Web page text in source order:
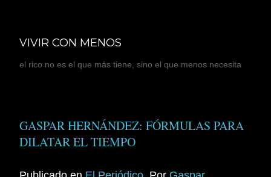
VIVIR CON MENOS
el rico no es el que más tiene, sino el que menos necesita
GASPAR HERNÁNDEZ: FÓRMULAS PARA
DILATAR EL TIEMPO